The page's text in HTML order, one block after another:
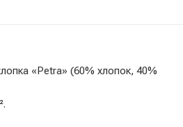
«Petra» (60% хлопок, 40%